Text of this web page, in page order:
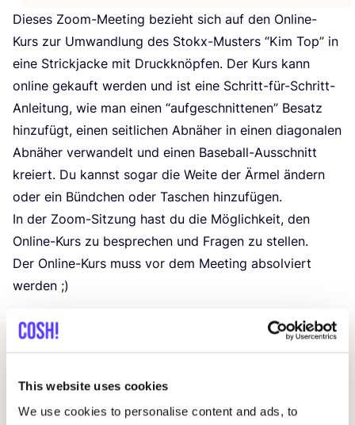
This website uses cookies
We use cookies to personalise content and ads, to
Die­ses Zoom-Mee­ting bezieht sich auf den Online-
Kurs zur Umwand­lung des Sto­kx-Mus­ters “Kim Top” in
eine Strick­ja­cke mit Druck­knöp­fen. Der Kurs kann
online gekauft wer­den und ist eine Schritt-für-Schritt-
Anlei­tung, wie man einen “auf­ge­schnit­te­nen” Besatz
hin­zu­fügt, einen seit­li­chen Abnä­her in einen dia­go­na­len
Abnä­her ver­wan­delt und einen Base­ball-Aus­schnitt
kre­iert. Du kannst sogar die Wei­te der Ärmel ändern
oder ein Bünd­chen oder Taschen hinzufügen.
In der Zoom-Sit­zung hast du die Mög­lich­keit, den
Online-Kurs zu bespre­chen und Fra­gen zu stellen.
Der Online-Kurs muss vor dem Mee­ting absol­viert
werden ;)